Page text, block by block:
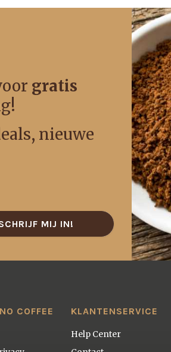
gratis
nieuwe
MIJ IN!
COFFEE KLANTENSERVICE
Help Center